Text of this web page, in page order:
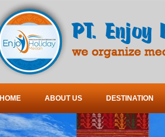
HOME ABOUT US DESTINATION